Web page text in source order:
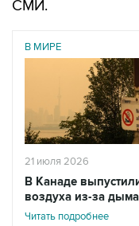
В МИРЕ
21 июля 2026
В Канаде
воздуха из-за
Читать подробнее
Пожар вспыхнул